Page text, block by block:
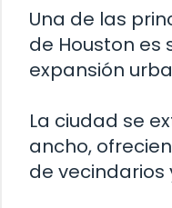
Una de las
de Houston es
expansión
La ciudad se
ancho,
de vecindarios